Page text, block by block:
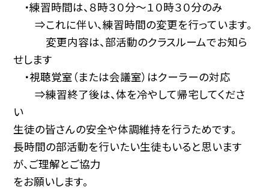
・練習時間は、８時３０分〜１０時３０分のみ
⇒これに伴い、練習時間の変更を行っています。
変更内容は、部活動のクラスルームでお知ら
せします
・視聴覚室（または会議室）はクーラーの対応
⇒練習終了後は、体を冷やして帰宅してくださ
い
生徒の皆さんの安全や体調維持を行うためです。
長時間の部活動を行いたい生徒もいると思います
が、ご理解とご協力
をお願いします。